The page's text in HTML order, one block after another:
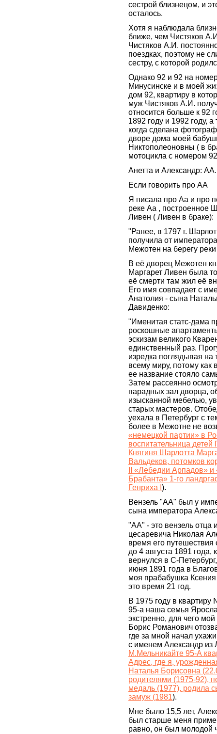
сестрой близнецом, и
осталось.
Хотя я наблюдала
ближе, чем Чистяков
Чистяков А.И.
поездках, поэтому не
сестру, с которой
Однако 92 и 92 на
Минусинске и в моей
дом 92, квартиру в
муж Чистяков А.И.
относится больше к 92
1892 году и 1992 году, а
когда сделана
дворе дома моей
Никтополеоновны ( в
мотоцикла с номером
Анетта и Александр: АА.
Если говорить про АА
Я писала про Аа и про
реке Аа , построенное
Ливен ( Ливен в браке):
"Ранее, в 1797 г.
получила от
Межотен на берегу
В её дворец Межотен
Маргарет Ливен была
её смерти там жил её
Его имя совпадает с
Анатолия - сына
Давиденко:
"Именитая статс-дама
роскошные
эскизам великого
единственный раз.
изредка поглядывая на
всему миру, потому как
ее название стояло
Затем рассеянно
парадных зал дворца,
изысканной мебелью,
старых мастеров.
уехала в Петербург с
более в Межотне не
«немецкой партии» в
воспитательница
Княгиня Шарлотта
Вальдеков, потомков
II «Лебедии Арпадов» и
Брабанта» 1-го
Генриха I ).
Вензель "АА" был у
сына императора
"АА" - это вензель отца
цесаревича Николая
время его путешествия
до 4 августа 1891 года,
вернулся в С-
июня 1891 года в
моя прабабушка
это время 21 год.
В 1975 году в
95-а наша семья
экстренно, для чего
Борис Романович
где за мной начал
с именем Александр из
М.Мельникайте 95-А
Адрес, где я,
Наталья Борисовна
родителями (1975-92),
медаль (1977), родила
замуж (1981).
Мне было 15,5 лет,
был старше меня
равно, он был молодой